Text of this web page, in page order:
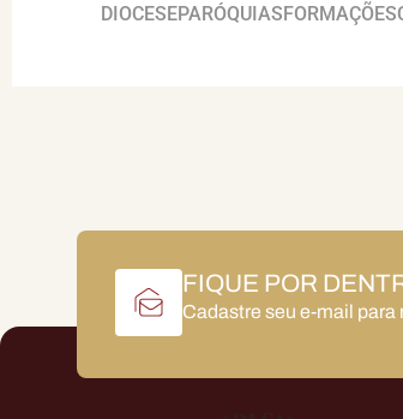
DIOCESEPARÓQUIASFORMAÇÕES
FIQUE POR
Cadastre seu e-mail para